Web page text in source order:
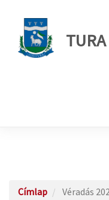
TURA
Címlap Véradás